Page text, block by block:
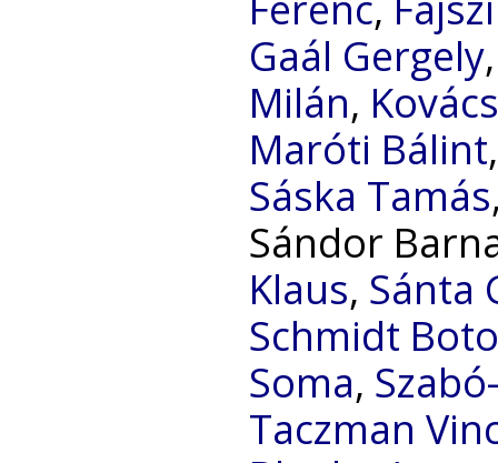
Gaál Gergely
Milán,
Maróti Bálint
Sáska Tamás
Sándor
Klaus, Sánta
Schmidt
Soma,
Taczman